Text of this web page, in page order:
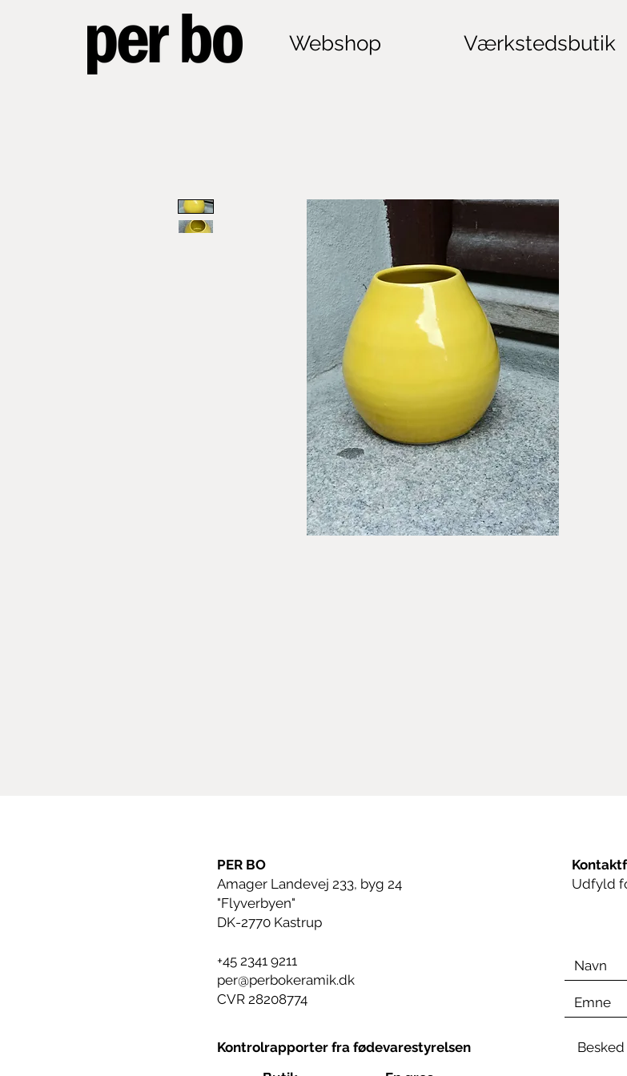
Webshop Værkstedsbutik
PER BO
Amager Landevej 233, byg 24
"Flyverbyen"
DK-2770 Kastrup
+45 2341 9211
per@perbokeramik.dk
CVR 28208774
Udfyld
Kontrolrapporter fra fødevarestyrelsen